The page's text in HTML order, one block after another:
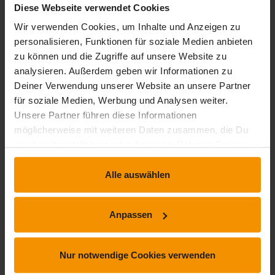
Diese Webseite verwendet Cookies
Wir verwenden Cookies, um Inhalte und Anzeigen zu
personalisieren, Funktionen für soziale Medien anbieten
zu können und die Zugriffe auf unsere Website zu
analysieren. Außerdem geben wir Informationen zu
Deiner Verwendung unserer Website an unsere Partner
für soziale Medien, Werbung und Analysen weiter.
Unsere Partner führen diese Informationen
möglicherweise mit weiteren Daten zusammen, die Du
Nutzung der Dienste gesammelt haben.
Alle auswählen
Anpassen
Nur notwendige Cookies verwenden
Jahresabschluss 2020 Update
Überblick über alle relevanten Neuregelungen,
Rechtsprechung und maßgebende BMF-Schreiben für